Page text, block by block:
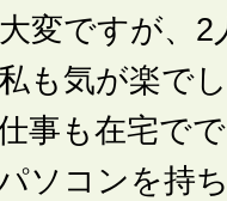
変ですが、
も気が楽でし
事も在宅で
ソコンを持